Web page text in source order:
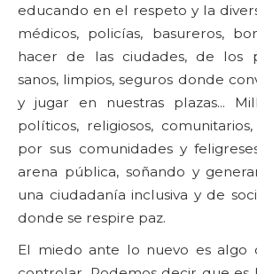
educando en el respeto y la
médicos, policías, basureros,
hacer de las ciudades, de los
sanos, limpios, seguros donde
y jugar en nuestras plazas...
políticos, religiosos,
por sus comunidades y
arena pública, soñando y
una ciudadanía inclusiva y de
donde se respire paz.
El miedo ante lo nuevo es algo